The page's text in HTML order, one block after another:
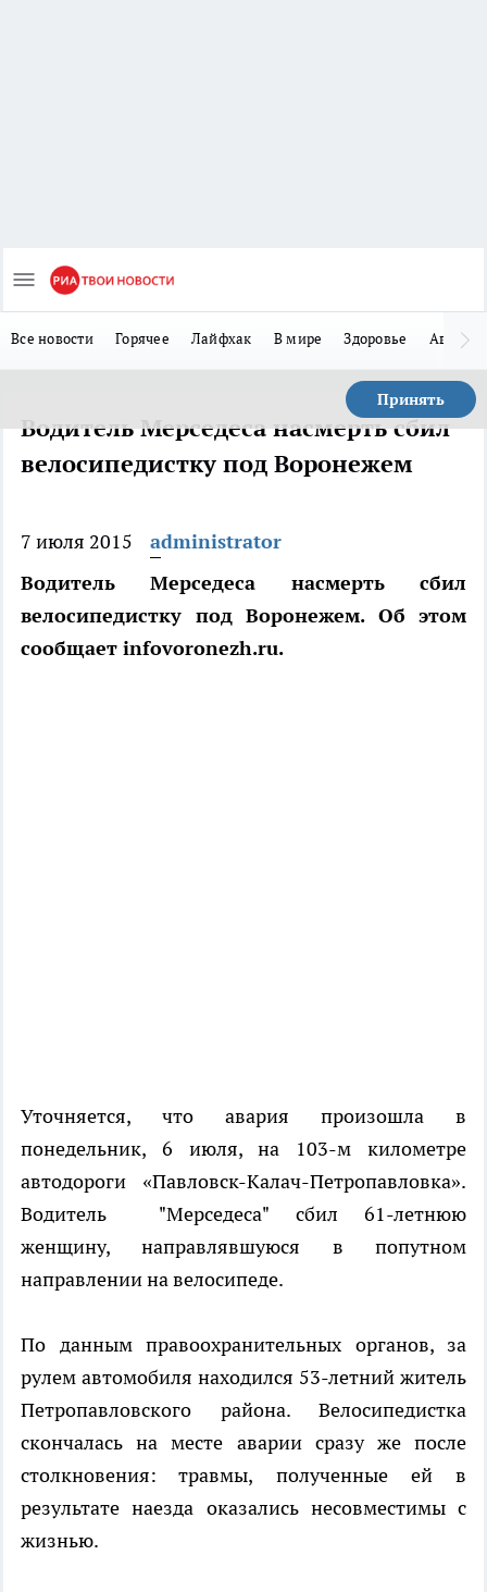
Все новости Горячее Лайфхак В мире Здоровье Авто
Принять
Водитель Мерседеса насмерть сбил
велосипедистку под Воронежем
7 июля 2015
administrator
Водитель Мерседеса насмерть сбил
велосипедистку под Воронежем. Об этом
сообщает infovoronezh.ru.
Уточняется, что авария произошла в
понедельник, 6 июля, на 103-м километре
автодороги «Павловск-Калач-Петропавловка».
Водитель "Мерседеса" сбил 61-летнюю
женщину, направлявшуюся в попутном
направлении на велосипеде.
По данным правоохранительных органов, за
рулем автомобиля находился 53-летний житель
Петропавловского района. Велосипедистка
скончалась на месте аварии сразу же после
столкновения: травмы, полученные ей в
результате наезда оказались несовместимы с
жизнью.